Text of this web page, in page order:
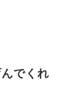
でくれ